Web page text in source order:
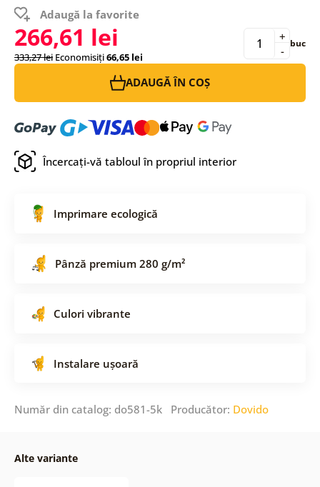
Adaugă la favorite
266,61 lei
333,27 lei Economisiți66,65 lei -
+ buc
ADAUGĂ ÎN COȘ
Încercați-vă tabloul în propriul interior
Imprimare ecologică
Pânză premium 280 g/m²
Culori vibrante
Instalare ușoară
Număr din catalog: do581-5k Producător: Dovido
Alte variante